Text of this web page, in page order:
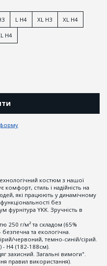
L H4 XL H3 XL H4
H4
форму
костюм з нашої
комфорт, стиль і надійність на
які працюють у динамічному
без
фурнітура YKK. Зручність в
250 г/м² та складом (65%
та екологічна.
червоний, темно-синій/сірий.
- Н4 (182-188см).
захисний. Загальні вимоги".
правил використання).